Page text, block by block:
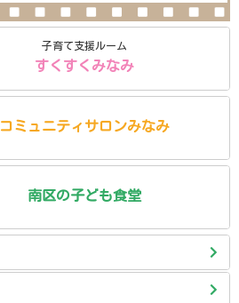
子育て支援ルーム
すくすくみなみ
コミュニティ サロンみなみ
南区の子ども食堂